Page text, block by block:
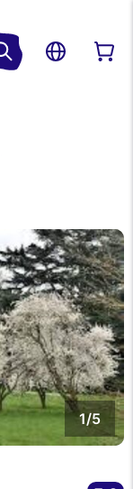
1/5